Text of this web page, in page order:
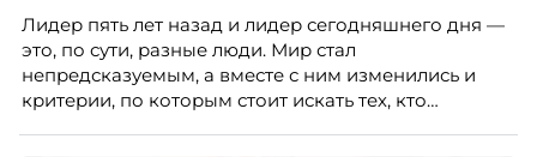
Лидер пять лет назад и лидер сегодняшнего дня —
это, по сути, разные люди. Мир стал
непредсказуемым, а вместе с ним изменились и
критерии, по которым стоит искать тех, кто